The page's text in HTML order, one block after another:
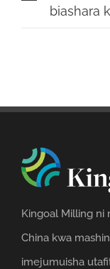
biashara
Kingoal Milling ni
China kwa
imejumuisha